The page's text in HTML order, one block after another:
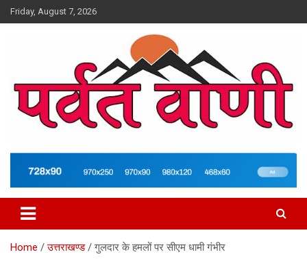
Skip
to
Friday, August 7, 2026
Parvatvani.com
Home उत्तराखण्ड गुलदार के हमलों पर सीएम धामी गंभीर